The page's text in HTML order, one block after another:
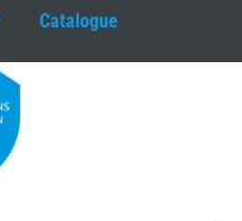
Catalogue